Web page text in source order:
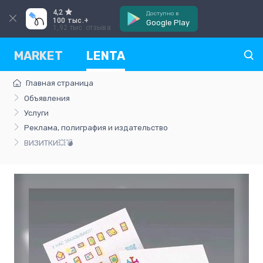
4,2
100 тыс.+
1,92 тыс. отзыва
Доступно в
Google Play
MARKET LENTA
Главная страница
Объявления
Услуги
Реклама, полиграфия и издательство
ВИЗИТКИ💥💣